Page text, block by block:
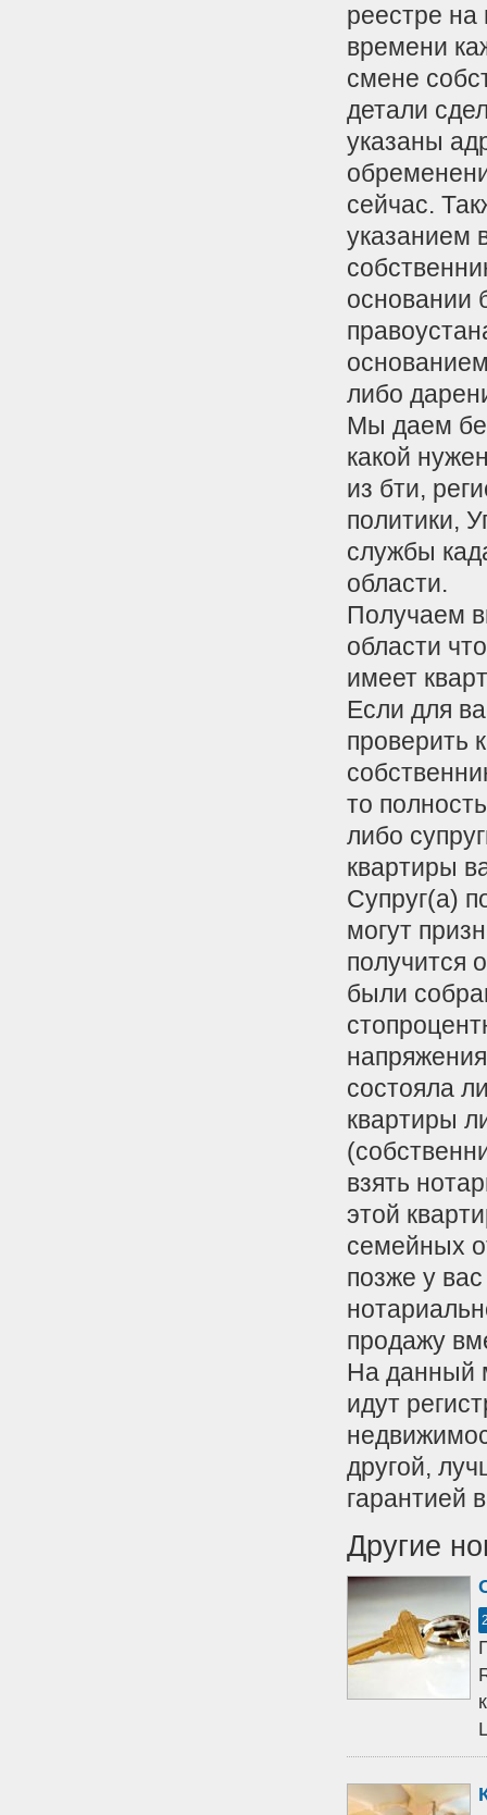
реестре на
времени
смене
детали
указаны
сейчас.
указанием
основании
либо
Мы даем
какой
из бти,
политики,
службы
области.
Получаем
области
имеет
Если для
проверить
то
либо
квартиры
Супруг(а)
могут
получится
были
состояла
квартиры
взять
этой
семейных
позже у
продажу
На данный
идут
другой,
гарантией
Другие